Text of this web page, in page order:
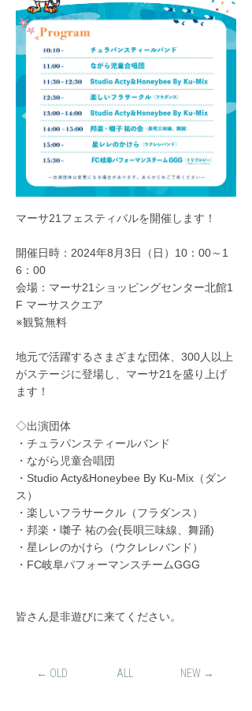
マーサ21フェスティバルを開催します！
開催日時：2024年8月3日（日）10：00～1
6：00
会場：マーサ21ショッピングセンター北館1
F マーサスクエア
※観覧無料
地元で活躍するさまざまな団体、300人以上
がステージに登場し、マーサ21を盛り上げ
ます！
◇出演団体
・チュラパンスティールバンド
・ながら児童合唱団
・Studio Acty&Honeybee By Ku-Mix（ダン
ス）
・楽しいフラサークル（フラダンス）
・邦楽・囃子 祐の会(長唄三味線、舞踊)
・星レレのかけら（ウクレレバンド）
・FC岐阜パフォーマンスチームGGG
皆さん是非遊びに来てください。
← OLD ALL NEW →